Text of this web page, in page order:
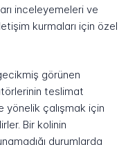
inceleyemeleri ve
kurmaları için özel
görünen
teslimat
yönelik çalışmak için
Bir kolinin
durumlarda